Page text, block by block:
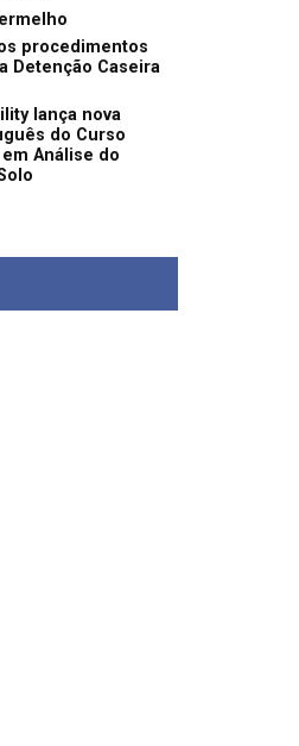
procedimentos
Detenção Caseira
lança nova
do Curso
Análise do